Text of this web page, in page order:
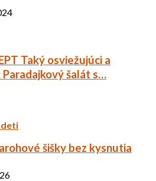
Taký osviežujúci a
Paradajkový šalát s…
šišky bez kysnutia